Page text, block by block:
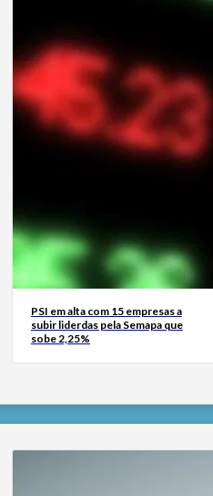
PSI em alta com 15 empresas a
subir liderdas pela Semapa que
sobe 2,25%